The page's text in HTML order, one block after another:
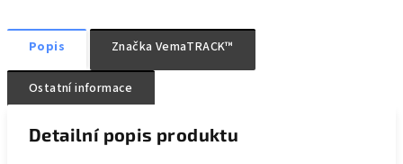
Popis Značka VemaTRACK™
Ostatní informace
Detailní popis produktu